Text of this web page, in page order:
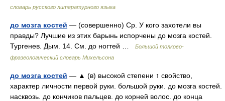
словарь русского литературного языка
до мозга костей — (совершенно) Ср. У кого захотели вы
правды? Лучшие из этих барынь испорчены до мозга костей.
Тургенев. Дым. 14. См. до ногтей …
Большой толково-
фразеологический словарь Михельсона
до мозга костей — ▲ (в) высокой степени ↑ свойство,
характер личности первой руки. большой руки. до мозга костей.
насквозь. до кончиков пальцев. до корней волос. до конца